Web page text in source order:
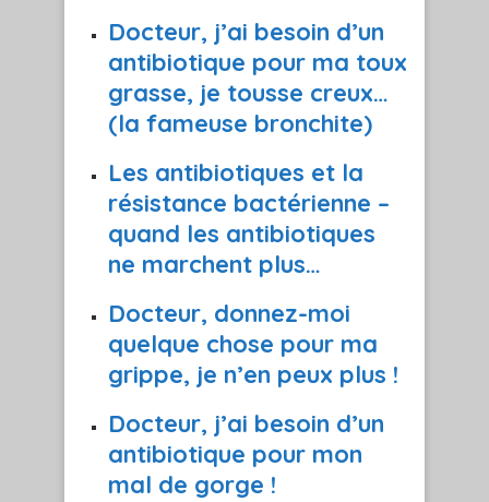
Docteur, j’ai besoin d’un
antibiotique pour ma toux
grasse, je tousse creux…
(la fameuse bronchite)
Les antibiotiques et la
résistance bactérienne –
quand les antibiotiques
ne marchent plus…
Docteur, donnez-moi
quelque chose pour ma
grippe, je n’en peux plus !
Docteur, j’ai besoin d’un
antibiotique pour mon
mal de gorge !